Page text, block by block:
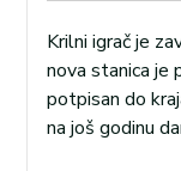
Krilni igrač je
nova stanica je
potpisan do
na još godinu